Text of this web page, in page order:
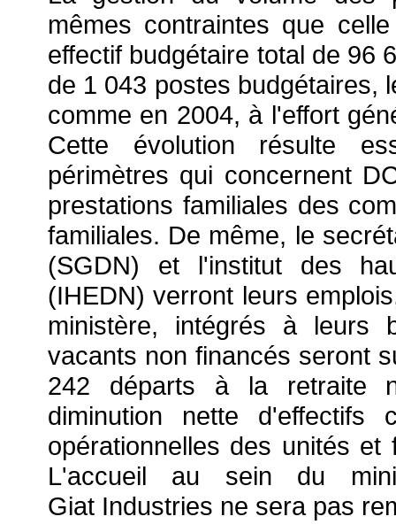
mêmes contraintes que
effectif budgétaire total de 96
de 1 043 postes budgétaires,
comme en 2004, à l'effort
Cette évolution résulte
périmètres qui concernent
prestations familiales des
familiales. De même, le
(SGDN) et l'institut des
(IHEDN) verront leurs
ministère, intégrés à leurs
vacants non financés seront
242 départs à la retraite
diminution nette d'effectifs
opérationnelles des unités et
L'accueil au sein du
Giat Industries ne sera pas